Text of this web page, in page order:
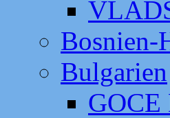
Bosnien-
Bulgarien